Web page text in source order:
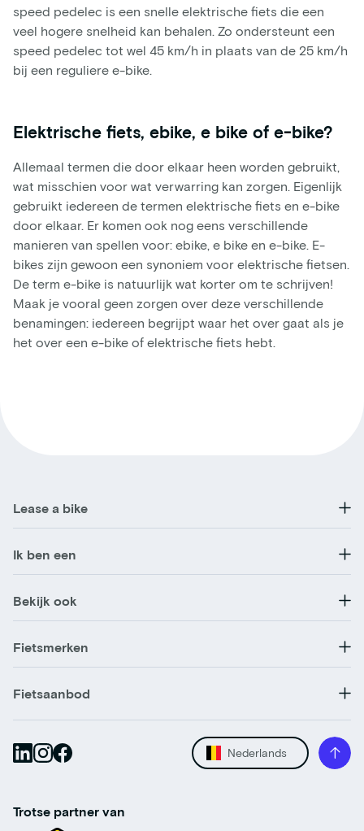
speed pedelec is een snelle elektrische fiets die een
veel hogere snelheid kan behalen. Zo ondersteunt een
speed pedelec tot wel 45 km/h in plaats van de 25 km/h
bij een reguliere e-bike.
Elektrische fiets, ebike, e bike of e-bike?
Allemaal termen die door elkaar heen worden gebruikt,
wat misschien voor wat verwarring kan zorgen. Eigenlijk
gebruikt iedereen de termen elektrische fiets en e-bike
door elkaar. Er komen ook nog eens verschillende
manieren van spellen voor: ebike, e bike en e-bike. E-
bikes zijn gewoon een synoniem voor elektrische fietsen.
De term e-bike is natuurlijk wat korter om te schrijven!
Maak je vooral geen zorgen over deze verschillende
benamingen: iedereen begrijpt waar het over gaat als je
het over een e-bike of elektrische fiets hebt.
Lease a bike
Ik ben een
Bekijk ook
Fietsmerken
Fietsaanbod
Nederlands
Trotse partner van